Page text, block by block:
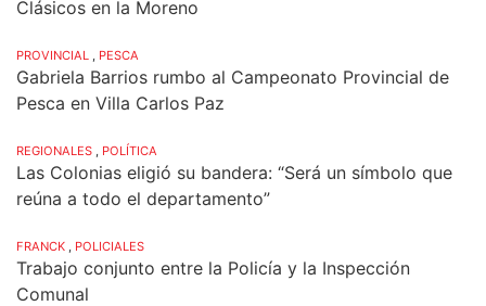
Clásicos en la Moreno
PROVINCIAL , PESCA
Gabriela Barrios rumbo al Campeonato Provincial de
Pesca en Villa Carlos Paz
REGIONALES , POLÍTICA
Las Colonias eligió su bandera: “Será un símbolo que
reúna a todo el departamento”
FRANCK , POLICIALES
Trabajo conjunto entre la Policía y la Inspección
Comunal